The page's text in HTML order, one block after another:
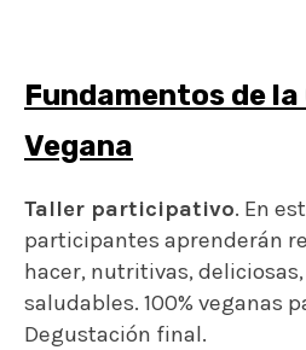
Fundamentos de la
Vegana
Taller participativo. En
participantes aprenderán
hacer, nutritivas,
saludables. 100% veganas
Degustación final.